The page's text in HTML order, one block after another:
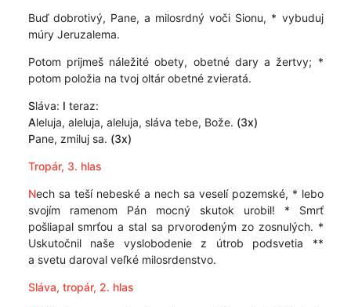
Buď dobrotivý, Pane, a milosrdný voči Sionu, * vybuduj
múry Jeruzalema.
Potom prijmeš náležité obety, obetné dary a žertvy; *
potom položia na tvoj oltár obetné zvieratá.
Sláva: I teraz:
Aleluja, aleluja, aleluja, sláva tebe, Bože. (3x)
Pane, zmiluj sa. (3x)
Tropár, 3. hlas
Nech sa teší nebeské a nech sa veselí pozemské, * lebo
svojím ramenom Pán mocný skutok urobil! * Smrť
pošliapal smrťou a stal sa prvorodeným zo zosnulých. *
Uskutočnil naše vyslobodenie z útrob podsvetia **
a svetu daroval veľké milosrdenstvo.
Sláva, tropár, 2. hlas